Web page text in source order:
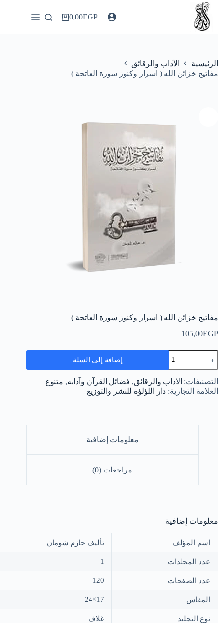
التجاوز
المحتوى
عربة0,00EGP
الرئيسية
الآداب والرقائق
مفاتيح خزائن الله ( اسرار وكنوز سورة الفاتحة )
مفاتيح خزائن الله ( اسرار وكنوز سورة الفاتحة )
105,00EGP
كمية
مفاتيح
خزائن
الله
(
الفاتحة
إضافة إلى السلة
التصنيفات: الآداب والرقائق, فضائل القرآن وآدابه, متنوع
العلامة التجارية: دار اللؤلؤة للنشر والتوزيع
معلومات إضافية
مراجعات (0)
معلومات إضافية
اسم المؤلف تأليف حازم شومان
عدد المجلدات 1
عدد الصفحات 120
المقاس 17×24
نوع التجليد غلاف